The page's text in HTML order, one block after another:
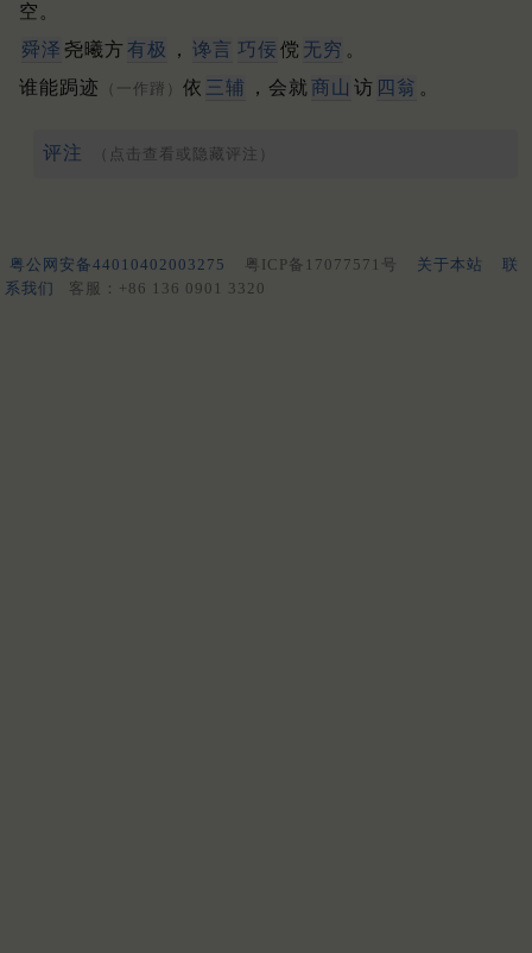
空。
舜泽 尧曦方 有极 ， 谗言 巧佞 傥 无穷 。
谁能跼迹
（一作蹐） 依 三辅 ，会就商山 访 四翁 。
评注 （点击查看或隐藏评注）
粤公网安备44010402003275 粤ICP备17077571号 关于本站
联
系我们
客服：+86 136 0901 3320